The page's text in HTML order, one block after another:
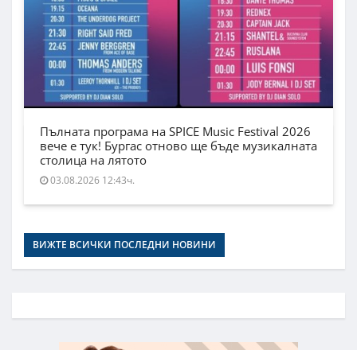
Пълната програма на SPICE Music Festival 2026
вече е тук! Бургас отново ще бъде музикалната
столица на лятото
03.08.2026 12:43ч.
ВИЖТЕ ВСИЧКИ ПОСЛЕДНИ НОВИНИ